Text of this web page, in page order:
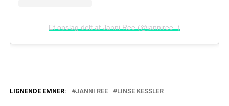
Et opslag delt af Janni Ree (@janniree_)
LIGNENDE EMNER: JANNI REE LINSE KESSLER